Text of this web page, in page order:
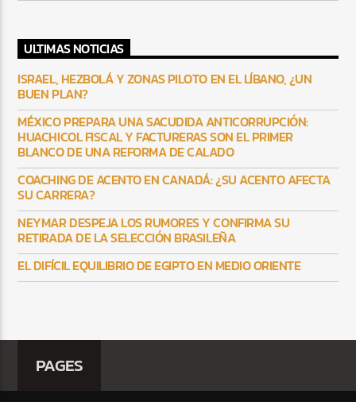
ULTIMAS NOTICIAS
ISRAEL, HEZBOLÁ Y ZONAS PILOTO EN EL LÍBANO, ¿UN
BUEN PLAN?
MÉXICO PREPARA UNA SACUDIDA ANTICORRUPCIÓN:
HUACHICOL FISCAL Y FACTURERAS SON EL PRIMER
BLANCO DE UNA REFORMA DE CALADO
COACHING DE ACENTO EN CANADÁ: ¿SU ACENTO AFECTA
SU CARRERA?
NEYMAR DESPEJA LOS RUMORES Y CONFIRMA SU
RETIRADA DE LA SELECCIÓN BRASILEÑA
EL DIFÍCIL EQUILIBRIO DE EGIPTO EN MEDIO ORIENTE
PAGES